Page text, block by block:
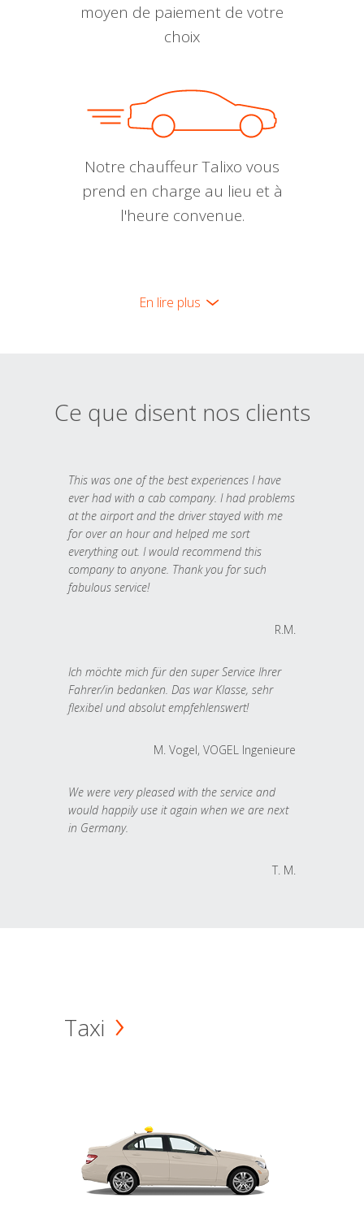
moyen de paiement de votre
choix
Notre chauffeur Talixo vous
prend en charge au lieu et à
l'heure convenue.
En lire plus
Ce que disent nos clients
This was one of the best experiences I have
ever had with a cab company. I had problems
at the airport and the driver stayed with me
for over an hour and helped me sort
everything out. I would recommend this
company to anyone. Thank you for such
fabulous service!
R.M.
Ich möchte mich für den super Service Ihrer
Fahrer/in bedanken. Das war Klasse, sehr
flexibel und absolut empfehlenswert!
M. Vogel, VOGEL Ingenieure
We were very pleased with the service and
would happily use it again when we are next
in Germany.
T. M.
Taxi